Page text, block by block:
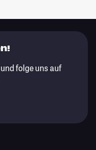
folge uns auf